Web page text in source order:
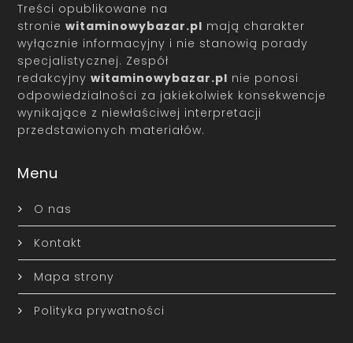
Treści opublikowane na
stroniewitaminowybazar.pl mają charakter
wyłącznie informacyjny i nie stanowią porady
specjalistycznej. Zespół
redakcyjnywitaminowybazar.pl nie ponosi
odpowiedzialności za jakiekolwiek konsekwencje
wynikające z niewłaściwej interpretacji
przedstawionych materiałów.
Menu
O nas
Kontakt
Mapa strony
Polityka prywatności